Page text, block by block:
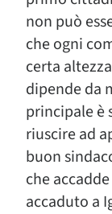
non può
che ogni
certa
dipende da
principale è
riuscire ad
buon
che
accaduto a